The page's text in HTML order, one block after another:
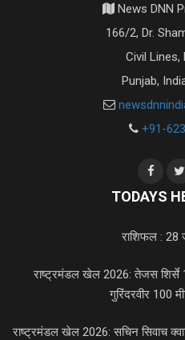
News DNN
166/2, Dr.
Civil Lines,
Punjab,
+91-
TODAYS
राशिफल : 28
राष्ट्रमंडल खेल 2026: तेजस शिर्से
गुरिंदरवीर 100
राष्ट्रमंडल खेल 2026: सचिन सिवाच